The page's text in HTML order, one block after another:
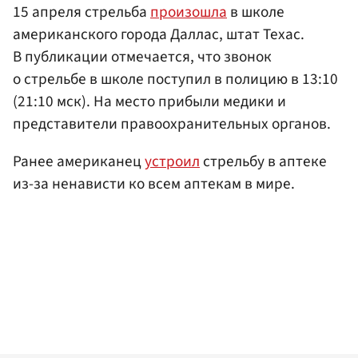
15 апреля стрельбапроизошлав школе
американского города Даллас, штат Техас.
В публикации отмечается, что звонок
о стрельбе в школе поступил в полицию в 13:10
(21:10 мск). На место прибыли медики и
представители правоохранительных органов.
Ранее американецустроилстрельбу в аптеке
из-за ненависти ко всем аптекам в мире.